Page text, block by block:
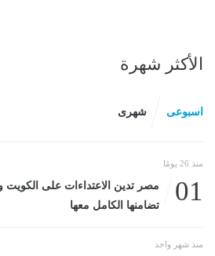
الأكثر شهرة
اسبوعى شهرى
منذ 26 يومًا
01
مصر تدين الاعتداءات على الكويت
تضامنها الكامل معها
منذ شهر واحد